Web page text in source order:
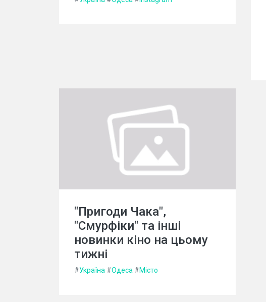
"Пригоди Чака",
"Смурфіки" та інші
новинки кіно на цьому
тижні
#Україна #Одеса #Місто